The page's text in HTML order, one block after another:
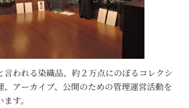
言われる染織品、約２万点にのぼるコレクシ
、アーカイブ、公開のための管理運営活動を
す。